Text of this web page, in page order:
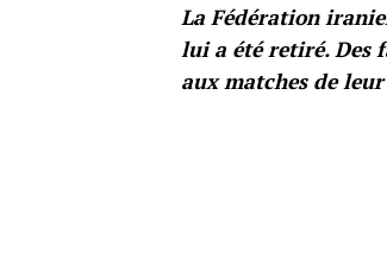
La Fédération
lui a été retiré. Des
aux matches de